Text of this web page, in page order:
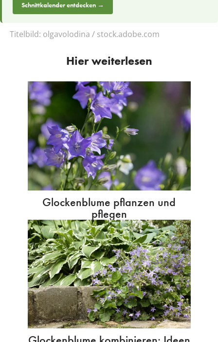
Schnittkalender entdecken →
Titelbild: olgavolodina / stock.adobe.com
Hier weiterlesen
Glockenblume pflanzen und
pflegen